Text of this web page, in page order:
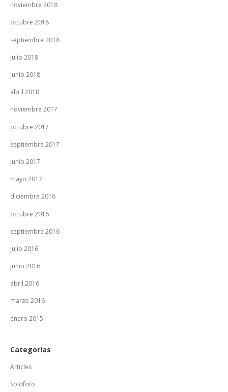
noviembre 2018
octubre 2018
septiembre 2018
julio 2018
junio 2018
abril 2018
noviembre 2017
octubre 2017
septiembre 2017
junio 2017
mayo 2017
diciembre 2016
octubre 2016
septiembre 2016
julio 2016
junio 2016
abril 2016
marzo 2016
enero 2015
Categorías
Articles
Solofoto